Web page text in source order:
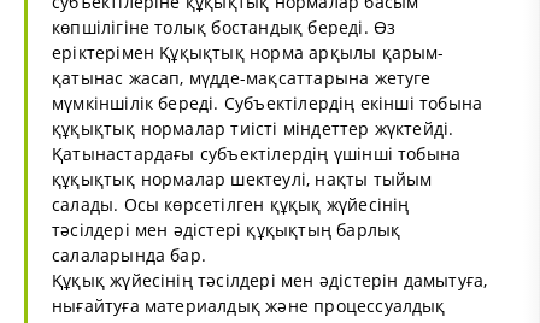
көпшілігіне толық бостандық береді. Өз
еріктерімен Құқықтық норма арқылы қарым-
қатынас жасап, мүдде-мақсаттарына жетуге
мүмкіншілік береді. Субъектілердің екінші тобына
құқықтық нормалар тиісті міндеттер жүктейді.
Қатынастардағы субъектілердің үшінші тобына
құқықтық нормалар шектеулі, нақты тыйым
салады. Осы көрсетілген құқық жүйесінің
тәсілдері мен әдістері құқықтың барлық
салаларында бар.
Құқық жүйесінің тәсілдері мен әдістерін дамытуға,
нығайтуға материалдық және процессуалдық